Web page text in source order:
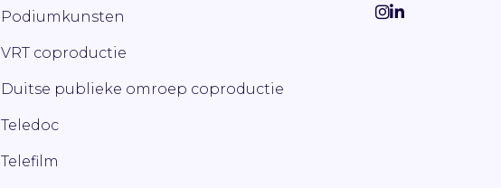
Podiumkunsten
VRT coproductie
Duitse publieke omroep coproductie
Teledoc
Telefilm